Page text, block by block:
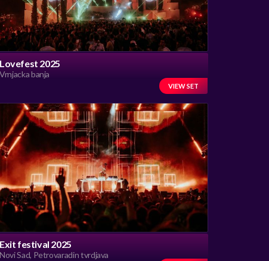
Lovefest 2025
Vrnjacka banja
VIEW SET
Exit festival 2025
Novi Sad, Petrovaradin tvrdjava